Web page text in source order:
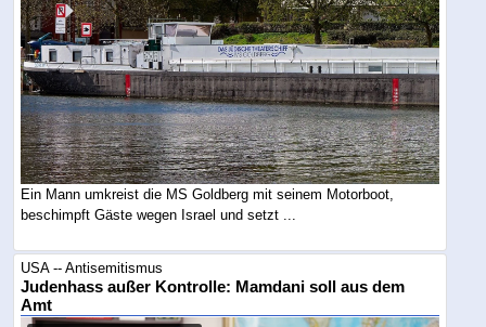
Ein Mann umkreist die MS Goldberg mit seinem Motorboot,
beschimpft Gäste wegen Israel und setzt ...
USA -- Antisemitismus
Judenhass außer Kontrolle: Mamdani soll aus dem
Amt